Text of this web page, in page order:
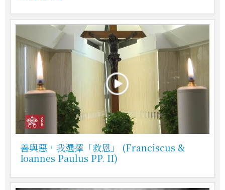
善與惡，我選擇「救恩」 (Franciscus &
Ioannes Paulus PP. II)